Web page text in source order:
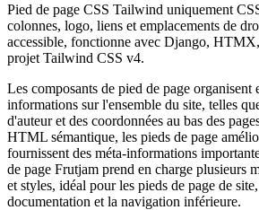
Pied de page CSS Tailwind uniquement
colonnes, logo, liens et emplacements de
accessible, fonctionne avec Django,
projet Tailwind CSS v4.
Les composants de pied de page organisent
informations sur l'ensemble du site, telles
d'auteur et des coordonnées au bas des
HTML sémantique, les pieds de page
fournissent des méta-informations
de page Frutjam prend en charge plusieurs
et styles, idéal pour les pieds de page de
documentation et la navigation inférieure.